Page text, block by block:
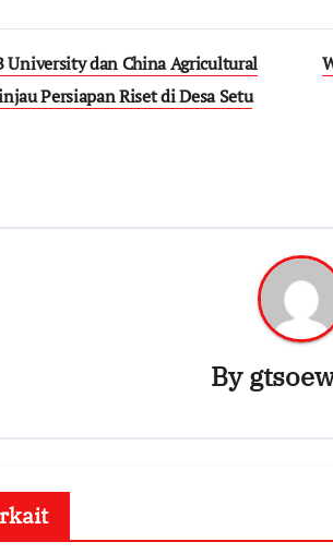
University dan China Agricultural
Persiapan Riset di Desa Setu
By